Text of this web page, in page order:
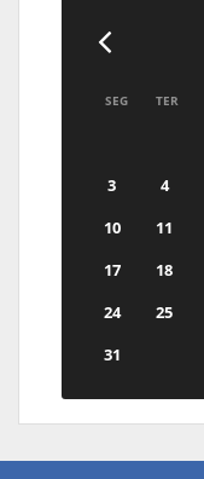
SEG TER
3
4
10
11
17
18
24
25
31